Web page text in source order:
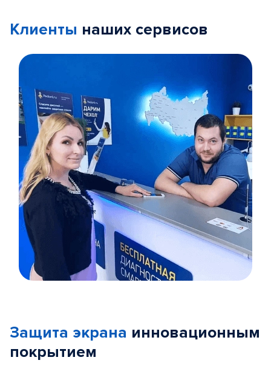
Клиенты наших сервисов
5
Защита экрана инновационным
покрытием